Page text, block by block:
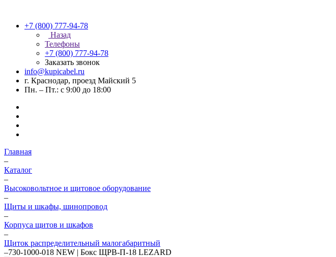
+7 (800) 777-94-78
Назад
Телефоны
+7 (800) 777-94-78
Заказать звонок
info@kupicabel.ru
г. Краснодар, проезд Майский 5
Пн. – Пт.: с 9:00 до 18:00
Главная
–
Каталог
–
Высоковольтное и щитовое оборудование
–
Щиты и шкафы, шинопровод
–
Корпуса щитов и шкафов
–
Щиток распределительный малогабаритный
–730-1000-018 NEW | Бокс ЩРВ-П-18 LEZARD